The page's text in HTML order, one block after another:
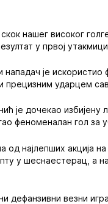
нашег високог
у првој
нападач је
прецизним ударцем
је дочекао избијену
феноменалан гол
од најлепших акција
у шеснаестерац, а
дефанзивни везни